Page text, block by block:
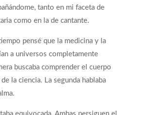
tanto en mi faceta de
como en la de cantante.
pensé que la medicina y la
a universos completamente
buscaba comprender el cuerpo
la ciencia. La segunda hablaba